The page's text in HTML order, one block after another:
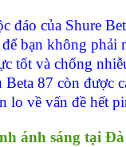
của Shure
bạn không
tốt và chống
87 còn được
lo về vấn đề hết
ánh sáng tại